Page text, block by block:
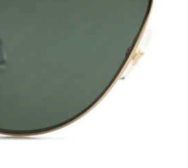
60 mm
Šírka očnice